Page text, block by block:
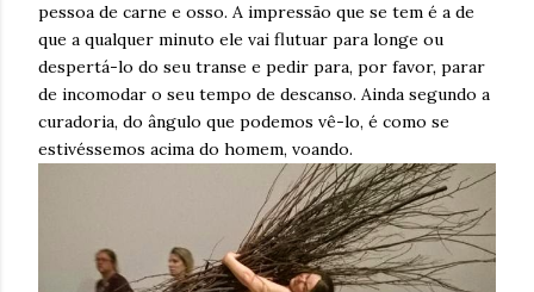
pessoa de carne e osso. A impressão que se tem é a de
que a qualquer minuto ele vai flutuar para longe ou
despertá-lo do seu transe e pedir para, por favor, parar
de incomodar o seu tempo de descanso. Ainda segundo a
curadoria, do ângulo que podemos vê-lo, é como se
estivéssemos acima do homem, voando.